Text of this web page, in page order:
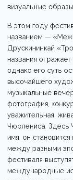
визуальные
В этом году
названием —
Друскининкай
названия
однако его суть
высочайшего
музыкальные
фотография,
уважительная,
Чюрлениса. Здесь
имя, он
между разными
фестиваля
международные